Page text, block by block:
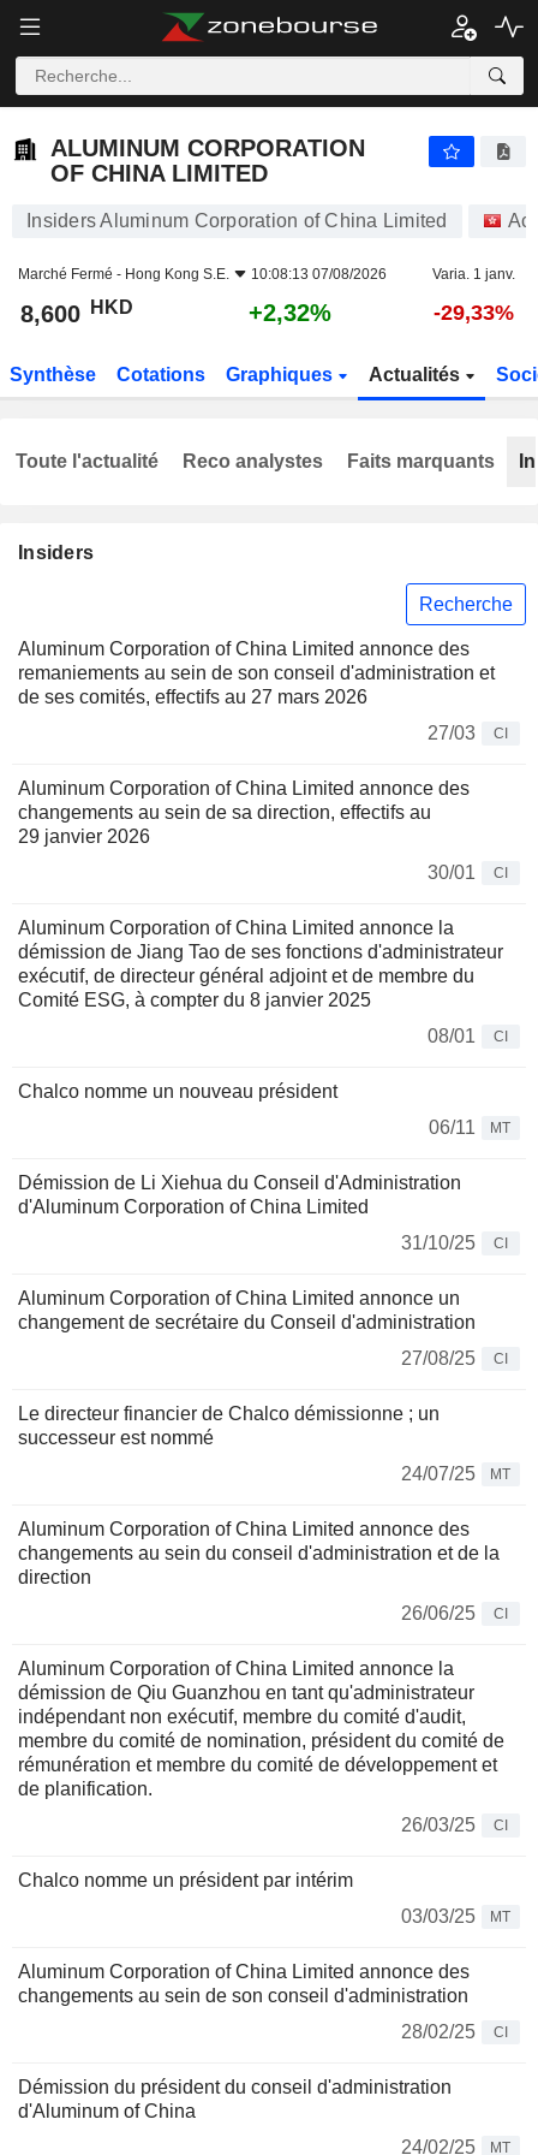
ALUMINUM CORPORATION
OF CHINA LIMITED
Insiders Aluminum Corporation of China Limited
Marché Fermé - Hong Kong S.E. 10:08:13 07/08/2026 Varia. 1 janv.
8,600 HKD +2,32% -29,33%
Synthèse Cotations Graphiques Actualités
Insiders
Recherche
Aluminum Corporation of China Limited annonce des
remaniements au sein de son conseil d'administration et
de ses comités, effectifs au 27 mars 2026
27/03
CI
Aluminum Corporation of China Limited annonce des
changements au sein de sa direction, effectifs au
29 janvier 2026
30/01
CI
Aluminum Corporation of China Limited annonce la
démission de Jiang Tao de ses fonctions d'administrateur
exécutif, de directeur général adjoint et de membre du
Comité ESG, à compter du 8 janvier 2025
08/01
CI
Chalco nomme un nouveau président
06/11
MT
Démission de Li Xiehua du Conseil d'Administration
d'Aluminum Corporation of China Limited
31/10/25
CI
Aluminum Corporation of China Limited annonce un
changement de secrétaire du Conseil d'administration
27/08/25
CI
Le directeur financier de Chalco démissionne ; un
successeur est nommé
24/07/25
MT
Aluminum Corporation of China Limited annonce des
changements au sein du conseil d'administration et de la
direction
26/06/25
CI
Aluminum Corporation of China Limited annonce la
démission de Qiu Guanzhou en tant qu'administrateur
indépendant non exécutif, membre du comité d'audit,
membre du comité de nomination, président du comité de
rémunération et membre du comité de développement et
de planification.
26/03/25
CI
Chalco nomme un président par intérim
03/03/25
MT
Aluminum Corporation of China Limited annonce des
changements au sein de son conseil d'administration
28/02/25
CI
Démission du président du conseil d'administration
d'Aluminum of China
24/02/25
MT
Toute l'actualité Reco analystes Faits marquants